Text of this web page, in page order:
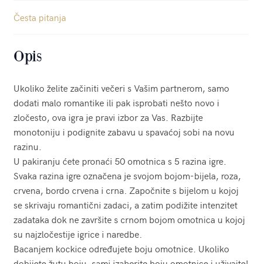
Česta pitanja
Opis
Ukoliko želite začiniti večeri s Vašim partnerom, samo
dodati malo romantike ili pak isprobati nešto novo i
zločesto, ova igra je pravi izbor za Vas. Razbijte
monotoniju i podignite zabavu u spavaćoj sobi na novu
razinu.
U pakiranju ćete pronaći 50 omotnica s 5 razina igre.
Svaka razina igre označena je svojom bojom-bijela, roza,
crvena, bordo crvena i crna. Započnite s bijelom u kojoj
se skrivaju romantični zadaci, a zatim podižite intenzitet
zadataka dok ne završite s crnom bojom omotnica u kojoj
su najzločestije igrice i naredbe.
Bacanjem kockice određujete boju omotnice. Ukoliko